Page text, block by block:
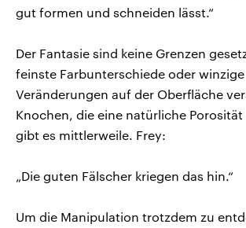
gut formen und schneiden lässt.“
Der Fantasie sind keine Grenzen
feinste Farbunterschiede oder winzige
Veränderungen auf der Oberfläche
Knochen, die eine natürliche Porosität
gibt es mittlerweile. Frey:
„Die guten Fälscher kriegen das hin.“
Um die Manipulation trotzdem zu